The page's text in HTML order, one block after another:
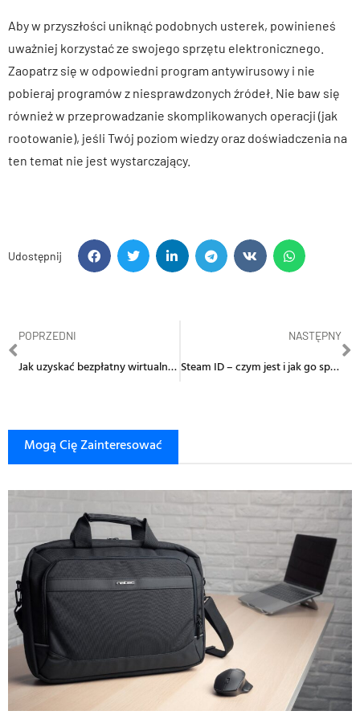
Aby w przyszłości uniknąć podobnych usterek, powinieneś
uważniej korzystać ze swojego sprzętu elektronicznego.
Zaopatrz się w odpowiedni program antywirusowy i nie
pobieraj programów z niesprawdzonych źródeł. Nie baw się
również w przeprowadzanie skomplikowanych operacji (jak
rootowanie), jeśli Twój poziom wiedzy oraz doświadczenia na
ten temat nie jest wystarczający.
Udostępnij
POPRZEDNI
Jak uzyskać bezpłatny wirtualny numer telefonu?
NASTĘPNY
Steam ID – czym jest i jak go sprawdzić?
Mogą Cię Zainteresować